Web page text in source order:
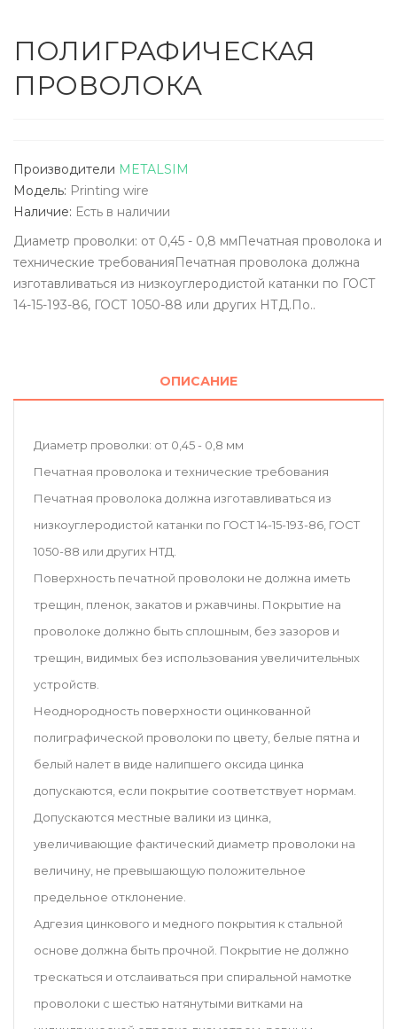
ПОЛИГРАФИЧЕСКАЯ
ПРОВОЛОКА
Производители METALSIM
Модель: Printing wire
Наличие: Есть в наличии
Диаметр проволки: от 0,45 - 0,8 ммПечатная проволока и
технические требованияПечатная проволока должна
изготавливаться из низкоуглеродистой катанки по ГОСТ
14-15-193-86, ГОСТ 1050-88 или других НТД.По..
ОПИСАНИЕ
Диаметр проволки: от 0,45 - 0,8 мм
Печатная проволока и технические требования
Печатная проволока должна изготавливаться из
низкоуглеродистой катанки по ГОСТ 14-15-193-86, ГОСТ
1050-88 или других НТД.
Поверхность печатной проволоки не должна иметь
трещин, пленок, закатов и ржавчины. Покрытие на
проволоке должно быть сплошным, без зазоров и
трещин, видимых без использования увеличительных
устройств.
Неоднородность поверхности оцинкованной
полиграфической проволоки по цвету, белые пятна и
белый налет в виде налипшего оксида цинка
допускаются, если покрытие соответствует нормам.
Допускаются местные валики из цинка,
увеличивающие фактический диаметр проволоки на
величину, не превышающую положительное
предельное отклонение.
Адгезия цинкового и медного покрытия к стальной
основе должна быть прочной. Покрытие не должно
трескаться и отслаиваться при спиральной намотке
проволоки с шестью натянутыми витками на